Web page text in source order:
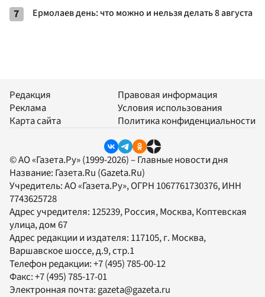
7 Ермолаев день: что можно и нельзя делать 8 августа
Редакция
Реклама
Карта сайта
Правовая информация
Условия использования
Политика конфиденциальности
© АО «Газета.Ру» (1999-2026) – Главные новости дня
Название: Газета.Ru (Gazeta.Ru)
Учредитель:АО «Газета.Ру», ОГРН 1067761730376, ИНН
7743625728
Адрес учредителя: 125239, Россия, Москва, Коптевская
улица, дом 67
Адрес редакции и издателя: 117105, г. Москва,
Варшавское шоссе, д.9, стр.1
Телефон редакции:+7 (495) 785-00-12
Факс:+7 (495) 785-17-01
Электронная почта:gazeta@gazeta.ru